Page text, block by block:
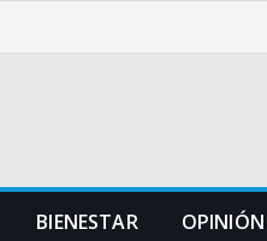
BIENESTAR OPINIÓN